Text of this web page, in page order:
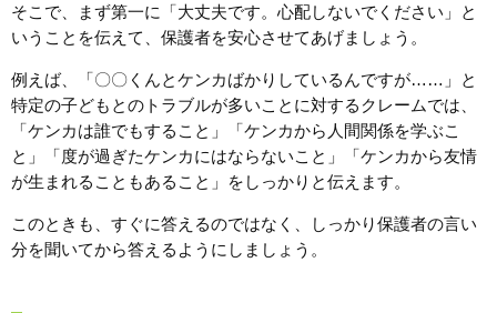
そこで、まず第一に「大丈夫です。心配しないでください」と
いうことを伝えて、保護者を安心させてあげましょう。
例えば、「〇〇くんとケンカばかりしているんですが……」と
特定の子どもとのトラブルが多いことに対するクレームでは、
「ケンカは誰でもすること」「ケンカから人間関係を学ぶこ
と」「度が過ぎたケンカにはならないこと」「ケンカから友情
が生まれることもあること」をしっかりと伝えます。
このときも、すぐに答えるのではなく、しっかり保護者の言い
分を聞いてから答えるようにしましょう。